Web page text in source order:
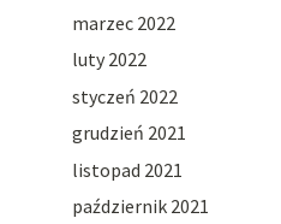
marzec 2022
luty 2022
styczeń 2022
grudzień 2021
listopad 2021
październik 2021